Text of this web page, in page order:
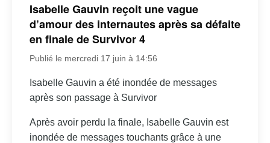
Isabelle Gauvin reçoit une vague
d’amour des internautes après sa défaite
en finale de Survivor 4
Publié le mercredi 17 juin à 14:56
Isabelle Gauvin a été inondée de messages
après son passage à Survivor
Après avoir perdu la finale, Isabelle Gauvin est
inondée de messages touchants grâce à une